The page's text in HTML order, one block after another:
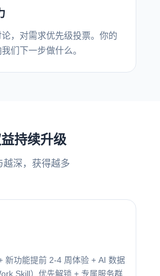
，对需求优先级投票。你的
们下一步做什么。
持续升级
越深，获得越多
新功能提前 2-4 周体验 + AI 数据
Skill）优先解锁 + 专属服务群